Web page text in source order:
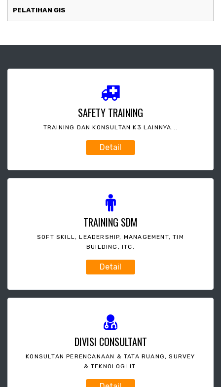
PELATIHAN GIS
SAFETY TRAINING
TRAINING DAN KONSULTAN K3 LAINNYA...
Detail
TRAINING SDM
SOFT SKILL, LEADERSHIP, MANAGEMENT, TIM
BUILDING, ITC.
Detail
DIVISI CONSULTANT
KONSULTAN PERENCANAAN & TATA RUANG, SURVEY
& TEKNOLOGI IT.